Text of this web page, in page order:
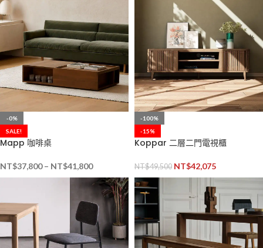
-0%
SALE!
Mapp 咖啡桌
NT$37,800 – NT$41,800
-100%
-15%
Koppar 二層二門電視櫃
NT$49,500 NT$42,075